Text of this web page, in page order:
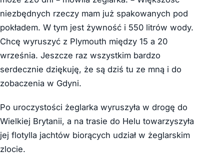
niezbędnych rzeczy mam już spakowanych pod
pokładem. W tym jest żywność i 550 litrów wody.
Chcę wyruszyć z Plymouth między 15 a 20
września. Jeszcze raz wszystkim bardzo
serdecznie dziękuję, że są dziś tu ze mną i do
zobaczenia w Gdyni.
Po uroczystości żeglarka wyruszyła w drogę do
Wielkiej Brytanii, a na trasie do Helu towarzyszyła
jej flotylla jachtów biorących udział w żeglarskim
zlocie.